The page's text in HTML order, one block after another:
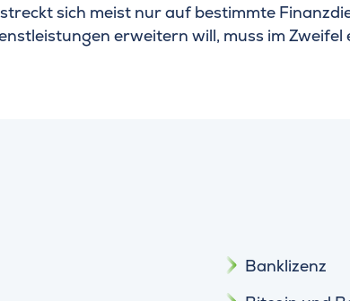
sich meist nur auf bestimmte
erweitern will, muss im Zweifel
Banklizenz